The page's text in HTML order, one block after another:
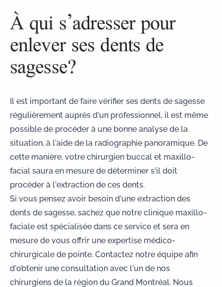
À qui s’adresser pour
enlever ses dents de
sagesse?
Il est important de faire vérifier ses dents de sagesse
régulièrement auprès d’un professionnel, il est même
possible de procéder à une bonne analyse de la
situation, à l’aide de la radiographie panoramique. De
cette manière, votre chirurgien buccal et maxillo-
facial saura en mesure de déterminer s’il doit
procéder à l’extraction de ces dents.
Si vous pensez avoir besoin d’uneextraction des
dents de sagesse, sachez que notre clinique maxillo-
faciale est spécialisée dans ce service et sera en
mesure de vous offrir une expertise médico-
chirurgicale de pointe.Contactez notre équipeafin
d’obtenir une consultation avec l’un de nos
chirurgiens de la région du Grand Montréal. Nous